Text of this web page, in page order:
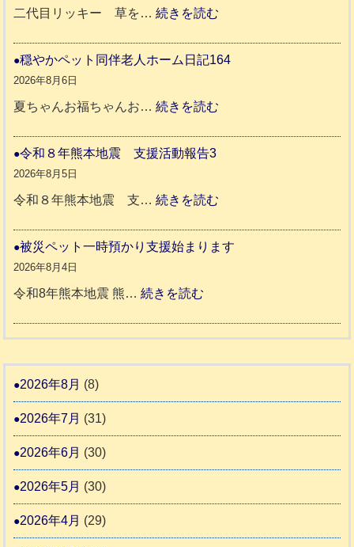
年
本
援
市
氷
二代目リッキー 草を…続きを読む
和
城
市
市
ッ
さ
穏やかペット同伴老人ホーム日記164
2026年8月6日
夏ちゃんお福ちゃんお…続きを読む
ト
人
記
4
令和８年熊本地震 支援活動報告3
2026年8月5日
令和８年熊本地震 支…続きを読む
和
被災ペット一時預かり支援始まります
2026年8月4日
令和8年熊本地震 熊…続きを読む
災
ト
預
支
2026年8月 (8)
2026年7月 (31)
2026年6月 (30)
2026年5月 (30)
2026年4月 (29)